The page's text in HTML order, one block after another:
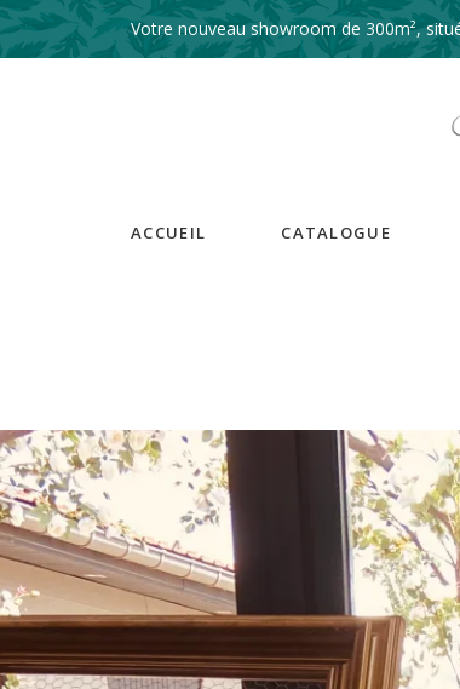
Votre nouveau showroom de 300m²,
ACCUEIL CATALOGUE